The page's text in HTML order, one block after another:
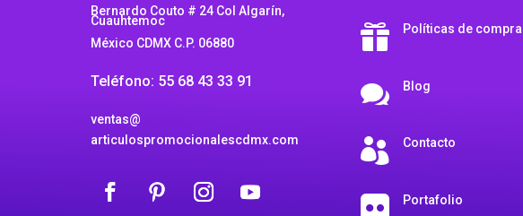
Bernardo Couto # 24 Col Algarín,
Cuauhtemoc
México CDMX C.P. 06880
Teléfono: 55 68 43 33 91
ventas@
articulospromocionalescdmx.com
 Políticas de compra
 Blog
 Contacto
 Portafolio